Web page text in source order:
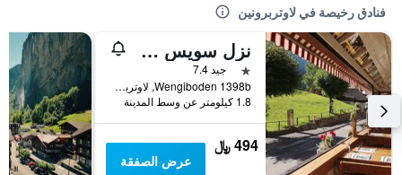
فنادق رخيصة في لاوتربرونين
نزل سويس هوتيل برنرهوف
نجمة واحدة
جيد 7.4
Wengiboden 1398b, لاوتربرونين, كانتون برن, سويسرا
1.8 كيلومتر عن وسط المدينة
494 ﷼
عرض الصفقة